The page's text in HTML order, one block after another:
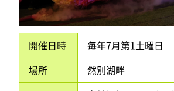
開催日時
毎年7月第1土曜日
場所
然別湖畔